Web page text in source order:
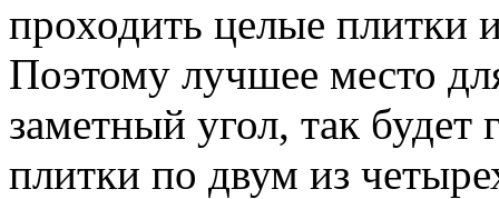
проходить целые плитки
Поэтому лучшее место
заметный угол, так будет
плитки по двум из